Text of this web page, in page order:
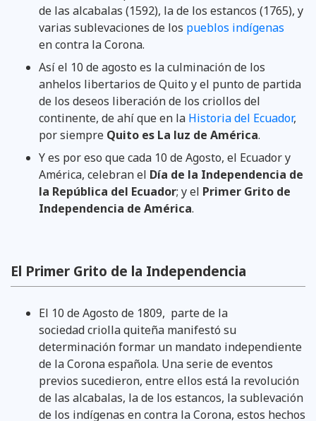
de las alcabalas (1592), la de los estancos (1765), y
varias sublevaciones de los pueblos indígenas
en contra la Corona.
Así el 10 de agosto es la culminación de los
anhelos libertarios de Quito y el punto de partida
de los deseos liberación de los criollos del
continente, de ahí que en la Historia del Ecuador,
por siempre Quito es La luz de América.
Y es por eso que cada 10 de Agosto, el Ecuador y
América, celebran el Día de la Independencia de
la República del Ecuador; y el Primer Grito de
Independencia de América.
El Primer Grito de la Independencia
El 10 de Agosto de 1809, parte de la
sociedad criolla quiteña manifestó su
determinación formar un mandato independiente
de la Corona española. Una serie de eventos
previos sucedieron, entre ellos está la revolución
de las alcabalas, la de los estancos, la sublevación
de los indígenas en contra la Corona, estos hechos